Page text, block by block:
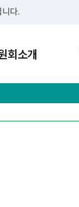
다.
회소개